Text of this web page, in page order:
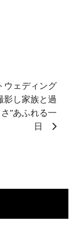
ウェディング
影し家族と過
”あふれる一
日